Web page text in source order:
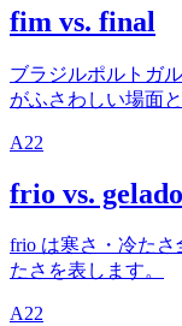
fim vs. final
ブラジルポルトガ
がふさわしい場面
A22
frio vs. gelado
frio は寒さ・冷たさ
たさを表します。
A22